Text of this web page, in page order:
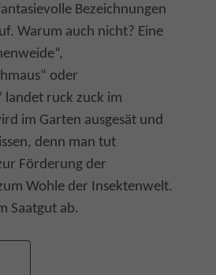
Bezeichnungen
Warum auch nicht? Eine
oder
landet ruck zuck im
im Garten ausgesät und
denn man tut
Förderung der
Wohle der Insektenwelt.
Saatgut ab.